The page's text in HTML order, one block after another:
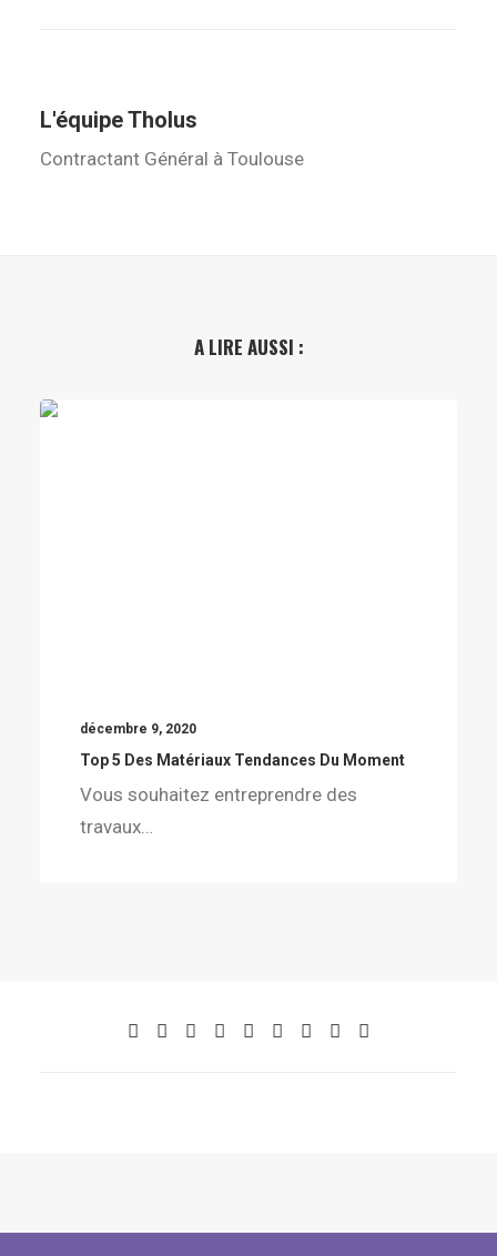
L'équipe Tholus
Contractant Général à Toulouse
A LIRE AUSSI :
décembre 9, 2020
Top 5 Des Matériaux Tendances Du Moment
Vous souhaitez entreprendre des
travaux…